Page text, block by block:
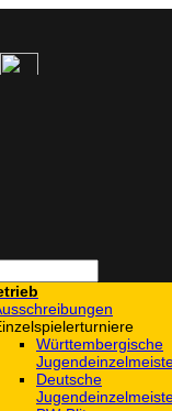
Württembergische
Deutsche